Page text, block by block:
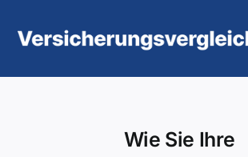
Inhalt
KFZ-VersicherungWie Sie Ihre